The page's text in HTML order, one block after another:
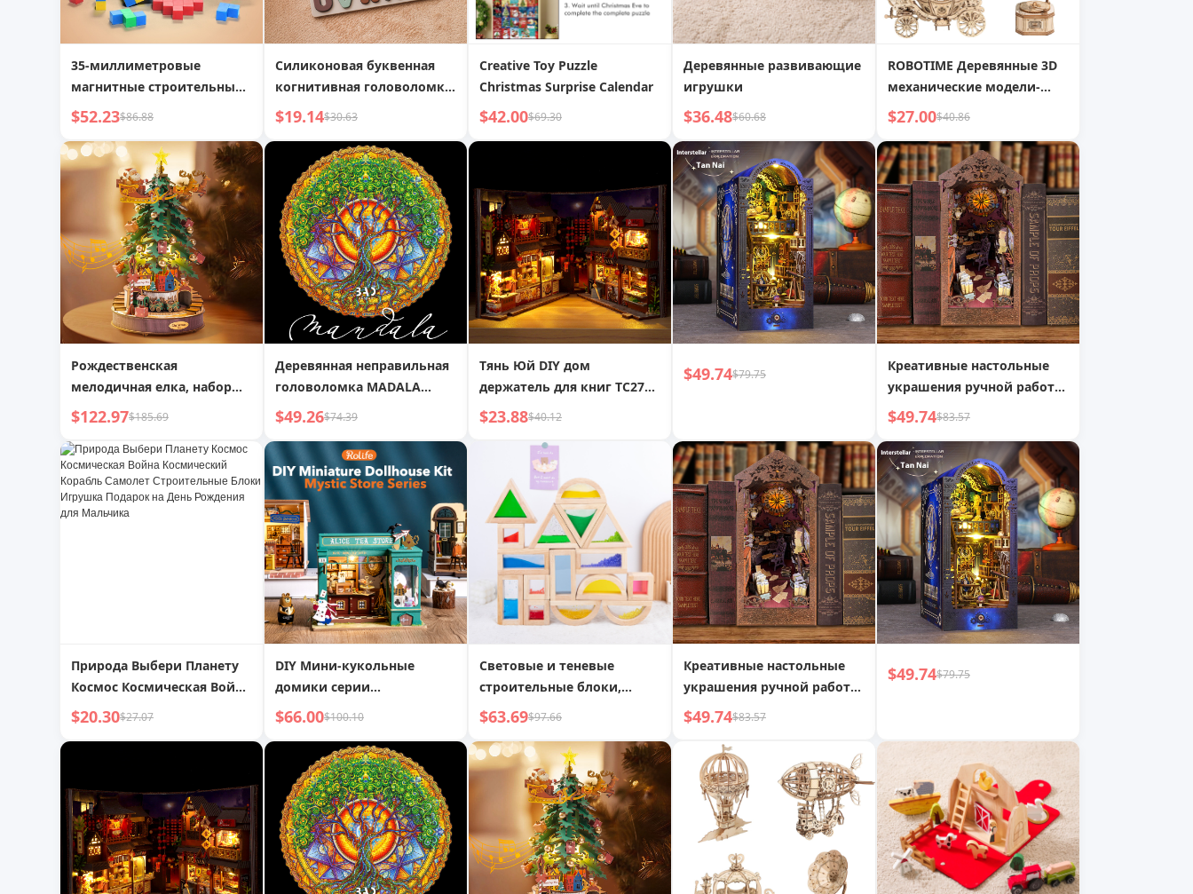
35-миллиметровые
магнитные строительные
блоки, волшебный куб,
магнитные квадраты,
геометрические фигуры,
детская развивающая
игрушка
$52.23$86.88
Силиконовая буквенная
когнитивная головоломка,
детское английское
письмо, просвещение,
когнитивные обучающие
пособия, раннее
образование, трехмерная
буквенная головоломка
$19.14$30.63
Creative Toy Puzzle
Christmas Surprise Calendar
$42.00$69.30
Деревянные развивающие
игрушки
$36.48$60.68
ROBOTIME Деревянные 3D
механические модели-
конструкторы - Тыквенная
карета, Воздушный шар,
Дирижабль, Граммофон
$27.00$40.86
Рождественская
мелодичная елка, набор
для самостоятельной
сборки
$122.97$185.69
Деревянная неправильная
головоломка MADALA
Мандала круглая jigsaw
благоприятный
цветочный узор тотем
$49.26$74.39
Тянь Юй DIY дом
держатель для книг TC27
Китайская еда запись
ручная сборка микро 3D
стереоскопический пазл
креативный подарок
$23.88$40.12
$49.74$79.75
Креативные настольные
украшения ручной работы
DIY Дом Трехмерная
модель Деревянная сборка
3D пазл
$49.74$83.57
Природа Выбери Планету
Космос Космическая Война
Космический Корабль
Самолет Строительные
Мальчика
$20.30$27.07
DIY Мини-кукольные
домики серии
«Загадочные архивы»,
наборы для сцен, модели
DG155-157
$66.00$100.10
Световые и теневые
строительные блоки,
красочные прозрачные
блоки для распознавания
цветов, акриловые
радужные блоки,
геометрические
обучающие пособия
$63.69$97.66
Креативные настольные
украшения ручной работы
DIY Дом Трехмерная
модель Деревянная сборка
3D пазл
$49.74$83.57
$49.74$79.75